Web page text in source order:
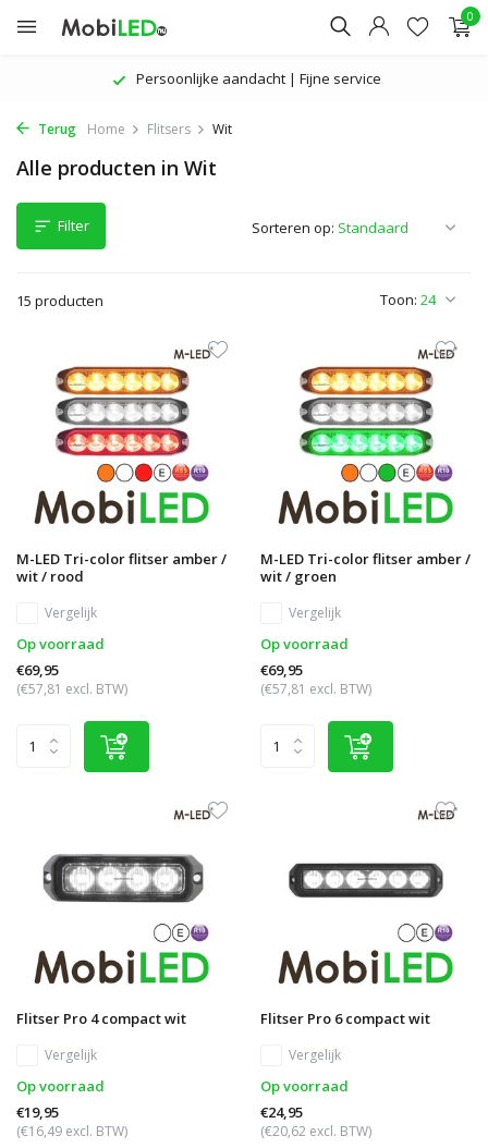
0
De nieuwste producten | Aantrekkelijke prijzen
Terug Home Flitsers Wit
Alle producten in Wit
Filter
15 producten Toon:
Sorteren op:
M-LED Tri-color flitser amber /
wit / rood
Vergelijk
Op voorraad
€69,95
(€57,81 excl. BTW)
M-LED Tri-color flitser amber /
wit / groen
Vergelijk
Op voorraad
€69,95
(€57,81 excl. BTW)
Flitser Pro 4 compact wit
Vergelijk
Op voorraad
€19,95
(€16,49 excl. BTW)
Flitser Pro 6 compact wit
Vergelijk
Op voorraad
€24,95
(€20,62 excl. BTW)